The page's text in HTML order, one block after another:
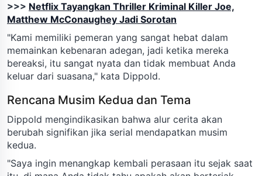
>>> Netflix Tayangkan Thriller Kriminal Killer Joe,
Matthew McConaughey Jadi Sorotan
"Kami memiliki pemeran yang sangat hebat dalam
memainkan kebenaran adegan, jadi ketika mereka
bereaksi, itu sangat nyata dan tidak membuat Anda
keluar dari suasana," kata Dippold.
Rencana Musim Kedua dan Tema
Dippold mengindikasikan bahwa alur cerita akan
berubah signifikan jika serial mendapatkan musim
kedua.
"Saya ingin menangkap kembali perasaan itu sejak saat